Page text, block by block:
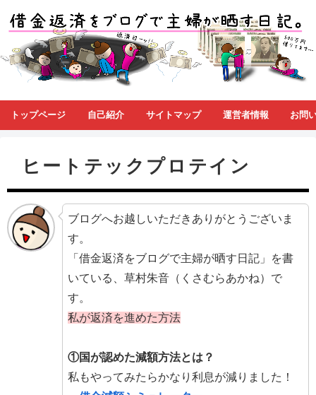
トップページ 自己紹介 サイトマップ 運営者情報 お問
ヒートテックプロテイン
ブログへお越しいただきありがとうございま
す。
「借金返済をブログで主婦が晒す日記」を書
いている、草村朱音（くさむらあかね）で
す。
私が返済を進めた方法
①国が認めた減額方法とは？
私もやってみたらかなり利息が減りました！